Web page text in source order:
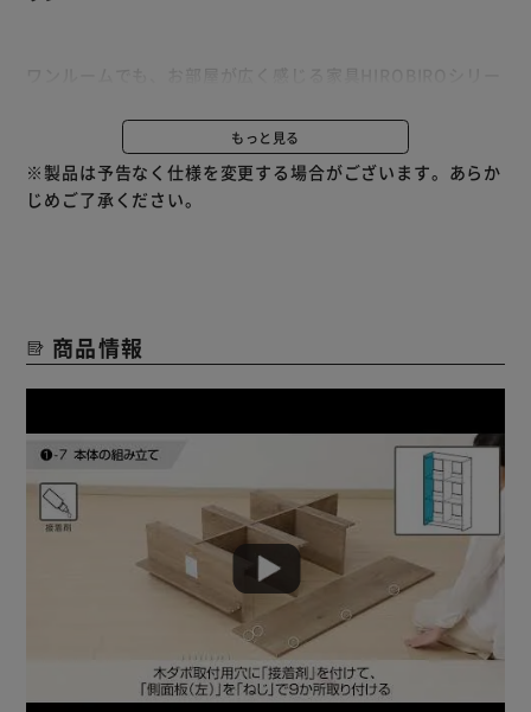
暮らしに余裕の佇まい、魅せるオープンラック（2段タイ
どこから見ても美しい化粧板仕上げ。
光を通し、開放感溢れるオープンスタイルの収納。
★お客様組立★
もっと見る
※製品は予告なく仕様を変更する場合がございます。あらか
じめご了承ください。
商品情報